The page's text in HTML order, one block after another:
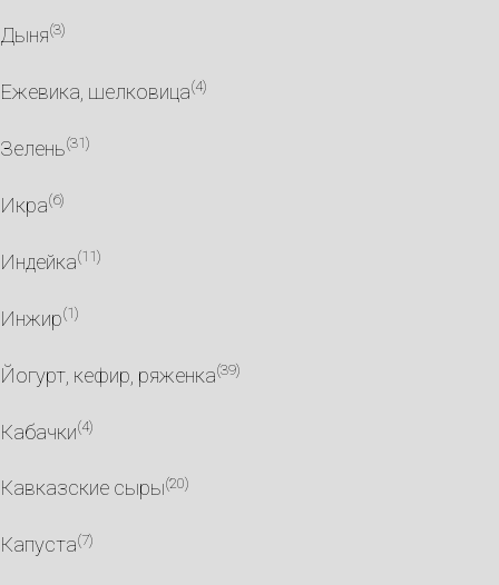
Дыня(3)
Ежевика, шелковица(4)
Зелень(31)
Икра(6)
Индейка(11)
Инжир(1)
Йогурт, кефир, ряженка(39)
Кабачки(4)
Кавказские сыры(20)
Капуста(7)